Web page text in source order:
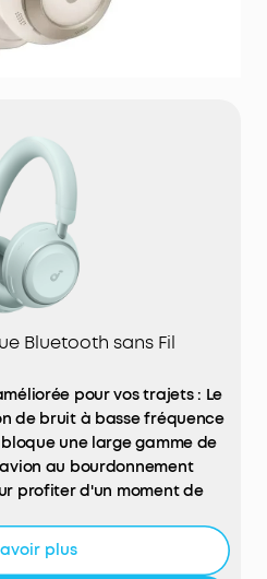
Bluetooth sans Fil
pour vos trajets : Le
de bruit à basse fréquence
une large gamme de
au bourdonnement
profiter d'un moment de
: Un maintien sans
plus